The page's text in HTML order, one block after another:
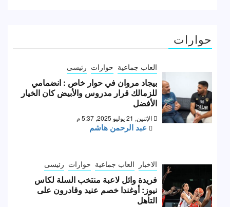
حوارات
العاب جماعية حوارات رئيسى
بيجاد مروان في حوار خاص : انضمامي
للزمالك قرار مدروس والأبيض كان الخيار
الأفضل
الإثنين, 21 يوليو 2025, 5:37 م
عبد الرحمن هاشم
الاخبار العاب جماعية حوارات رئيسى
فريدة وائل لاعبة منتخب السلة لكاس
نيوز: أوغندا خصم عنيد وقادرون على
التأهل